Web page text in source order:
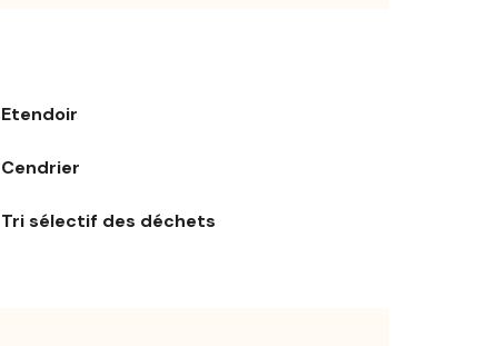
Etendoir
Cendrier
Tri sélectif des déchets